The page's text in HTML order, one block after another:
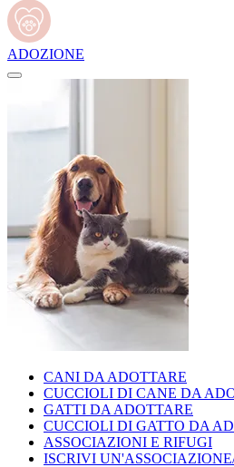
ADOZIONE
CANI DA ADOTTARE
CUCCIOLI DI CANE DA
GATTI DA ADOTTARE
CUCCIOLI DI GATTO DA
ASSOCIAZIONI E RIFUGI
ISCRIVI